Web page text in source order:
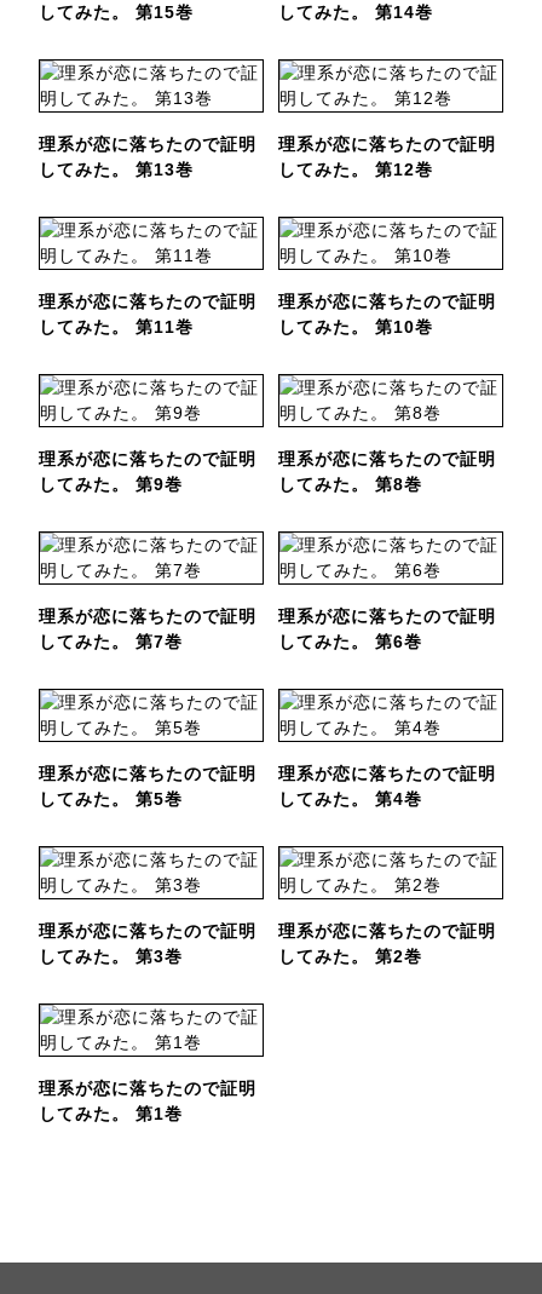
してみた。 第15巻 してみた。 第14巻
理系が恋に落ちたので証明
してみた。 第13巻
理系が恋に落ちたので証明
してみた。 第12巻
理系が恋に落ちたので証明
してみた。 第11巻
理系が恋に落ちたので証明
してみた。 第10巻
理系が恋に落ちたので証明
してみた。 第9巻
理系が恋に落ちたので証明
してみた。 第8巻
理系が恋に落ちたので証明
してみた。 第7巻
理系が恋に落ちたので証明
してみた。 第6巻
理系が恋に落ちたので証明
してみた。 第5巻
理系が恋に落ちたので証明
してみた。 第4巻
理系が恋に落ちたので証明
してみた。 第3巻
理系が恋に落ちたので証明
してみた。 第2巻
理系が恋に落ちたので証明
してみた。 第1巻